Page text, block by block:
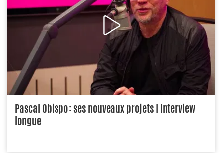
Pascal Obispo : ses nouveaux projets | Interview
longue